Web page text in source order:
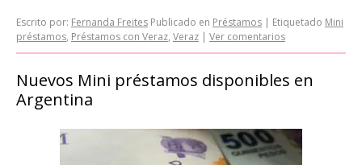
Escrito por: Fernanda Freites Publicado en Préstamos | Etiquetado Mini
préstamos, Préstamos con Veraz, Veraz | Ver comentarios
Nuevos Mini préstamos disponibles en
Argentina